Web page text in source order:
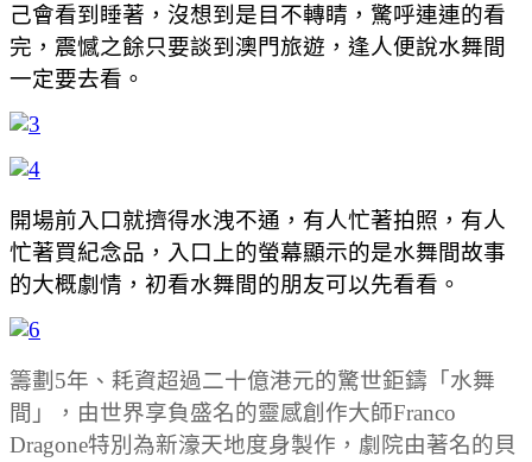
己會看到睡著，沒想到是目不轉睛，驚呼連連的看
完，震憾之餘只要談到澳門旅遊，逢人便說水舞間
一定要去看。
開場前入口就擠得水洩不通，有人忙著拍照，有人
忙著買紀念品，入口上的螢幕顯示的是水舞間故事
的大概劇情，初看水舞間的朋友可以先看看。
籌劃5年、耗資超過二十億港元的驚世鉅鑄「水舞
間」，由世界享負盛名的靈感創作大師Franco
Dragone特別為新濠天地度身製作，劇院由著名的貝